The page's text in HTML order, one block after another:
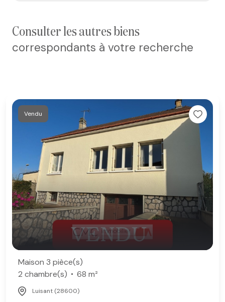
consulter les autres biens
correspondants à votre recherche
Vendu
Maison 3 pièce(s)
2 chambre(s)
68 m²
Luisant (28600)